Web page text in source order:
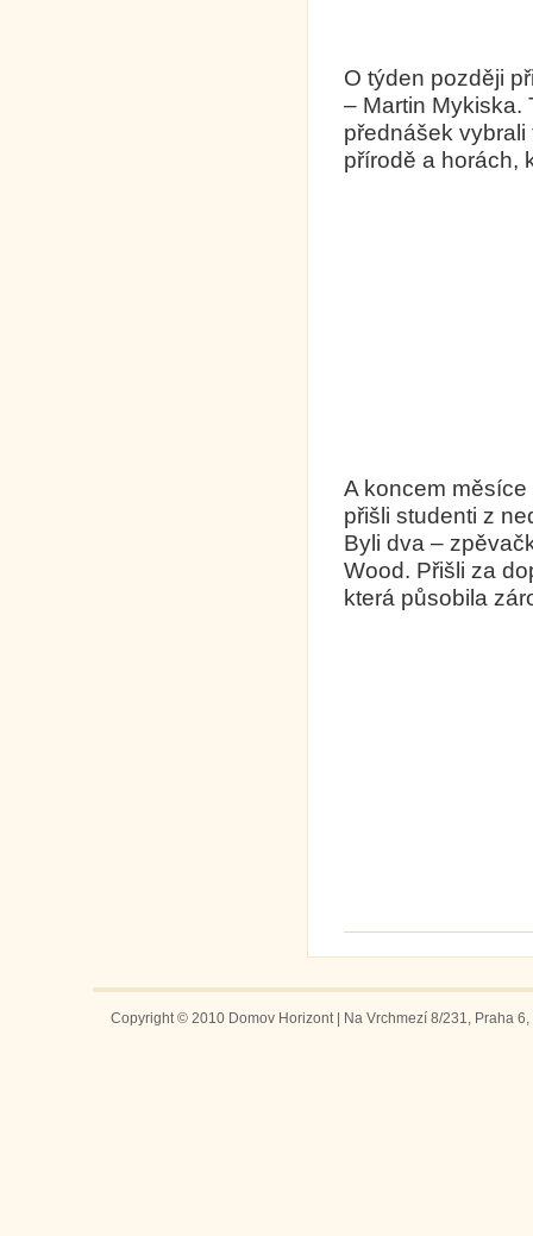
O týden později
– Martin Mykiska.
přednášek
přírodě a horách,
A koncem
přišli studenti z
Byli dva –
Wood. Přišli za
která působila
Copyright © 2010 Domov Horizont | Na Vrchmezí 8/231, Praha